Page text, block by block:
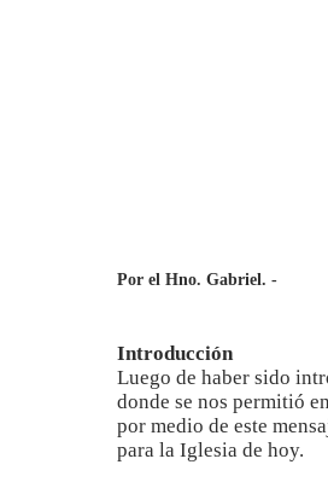
Por el Hno. Gabriel. -
Introducción
Luego de haber sido
donde se nos permitió
por medio de este
para la Iglesia de hoy.